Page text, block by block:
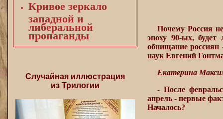
Кривое зеркало
западной и
либеральной
пропаганды
Случайная иллюстрация
из Трилогии
Почему Россия
эпоху 90-ых, будет
обнищание россиян
наук Евгений
Екатерина
- После
апрель - первые
Началось?